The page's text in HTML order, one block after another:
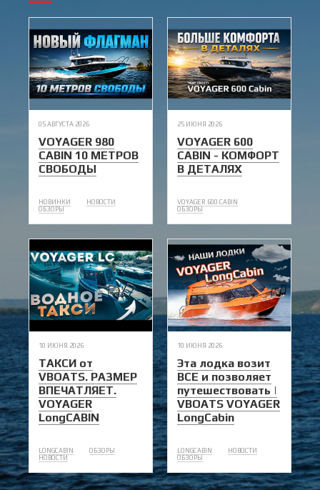
05 АВГУСТА 2026
VOYAGER 980
CABIN 10 МЕТРОВ
СВОБОДЫ
НОВИНКИ
НОВОСТИ
ОБЗОРЫ
25 ИЮНЯ 2026
VOYAGER 600
CABIN - КОМФОРТ
В ДЕТАЛЯХ
VOYAGER 600 CABIN
ОБЗОРЫ
10 ИЮНЯ 2026
ТАКСИ от
VBOATS. РАЗМЕР
ВПЕЧАТЛЯЕТ.
VOYAGER
LongCABIN
LONGCABIN
ОБЗОРЫ
НОВОСТИ
10 ИЮНЯ 2026
Эта лодка возит
ВСЕ и позволяет
путешествовать |
VBOATS VOYAGER
LongCabin
LONGCABIN
НОВОСТИ
ОБЗОРЫ